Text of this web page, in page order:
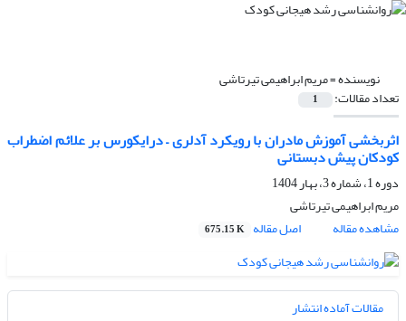
نویسنده =مریم ابراهیمی تیرتاشی
تعداد مقالات: 1
اثربخشی آموزش مادران با رویکرد آدلری – درایکورس بر علائم اضطراب
کودکان پیش دبستانی
دوره 1، شماره 3، بهار 1404
مریم ابراهیمی تیرتاشی
مشاهده مقاله
اصل مقاله 675.15 K
مقالات آماده انتشار